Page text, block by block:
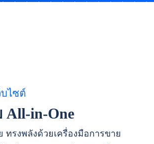
บไซต์
in-One
ทรงพลังด้วยเครื่องมือการขาย